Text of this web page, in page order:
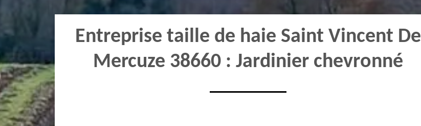
Entreprise taille de haie Saint Vincent De
Mercuze 38660 : Jardinier chevronné